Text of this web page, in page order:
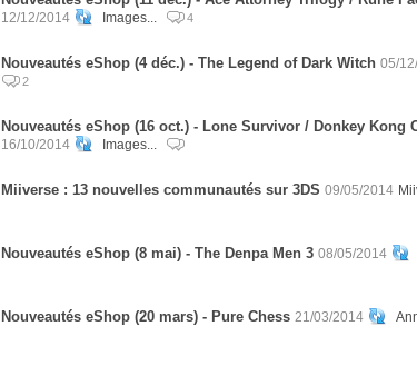
12/12/2014 Images... 4
Nouveautés eShop (4 déc.) - The Legend of Dark Witch 05/
2
Nouveautés eShop (16 oct.) - Lone Survivor / Donkey Kong
16/10/2014 Images...
Miiverse : 13 nouvelles communautés sur 3DS 09/05/2014
Nouveautés eShop (8 mai) - The Denpa Men 3 08/05/2014
Nouveautés eShop (20 mars) - Pure Chess 21/03/2014